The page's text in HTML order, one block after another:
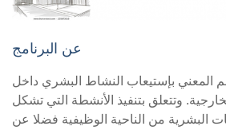
عن البرنامج
المعني بإستيعاب النشاط البشري داخل
وتتعلق بتنفيذ الأنشطة التي تشكل
البشرية من الناحية الوظيفية فضلا عن